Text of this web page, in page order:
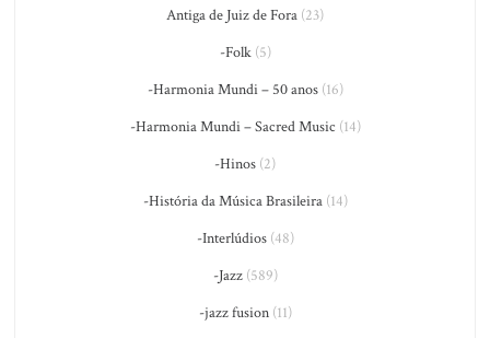
Antiga de Juiz de Fora (23)
-Folk(5)
-Harmonia Mundi – 50 anos(16)
-Harmonia Mundi – Sacred Music (14)
-Hinos (2)
-História da Música Brasileira(14)
-Interlúdios(48)
-Jazz(589)
-jazz fusion(11)